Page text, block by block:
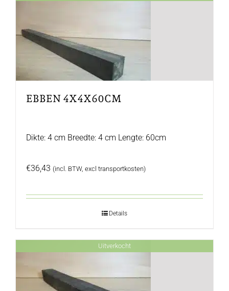
EBBEN 4X4X60CM
Dikte: 4 cm Breedte: 4 cm Lengte: 60cm
€36,43 (incl. BTW, excl transportkosten)
Details
Uitverkocht